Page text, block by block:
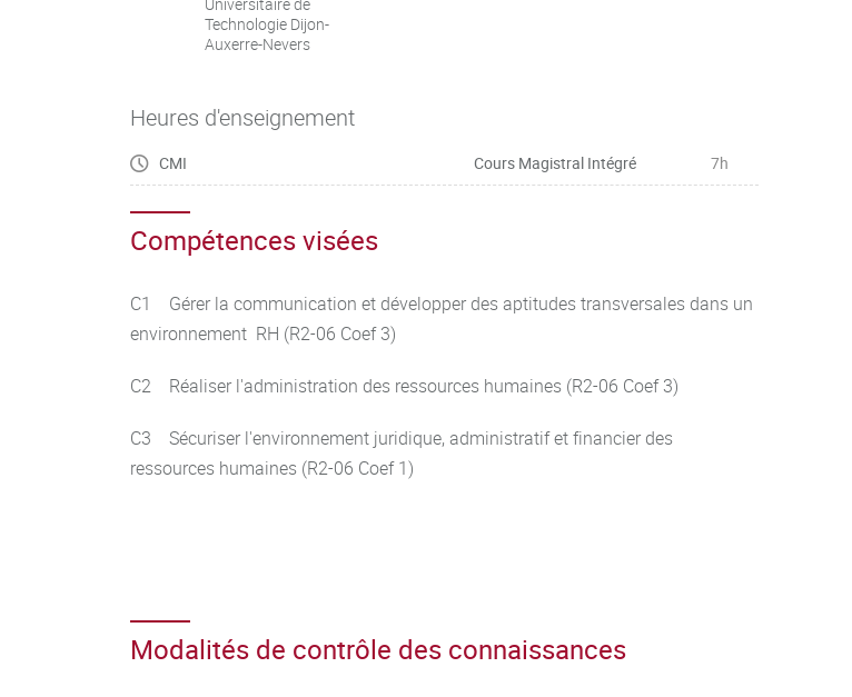
Technologie Dijon-
Auxerre-Nevers
Heures d'enseignement
CMI Cours Magistral Intégré 7h
Compétences visées
C1 Gérer la communication et développer des aptitudes transversales dans un
environnement RH (R2-06 Coef 3)
C2 Réaliser l'administration des ressources humaines (R2-06 Coef 3)
C3 Sécuriser l'environnement juridique, administratif et financier des
ressources humaines (R2-06 Coef 1)
Modalités de contrôle des connaissances